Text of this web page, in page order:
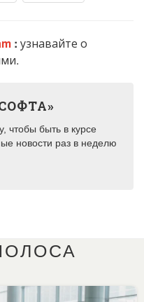
: узнавайте о
чтобы быть в курсе
новости раз в неделю